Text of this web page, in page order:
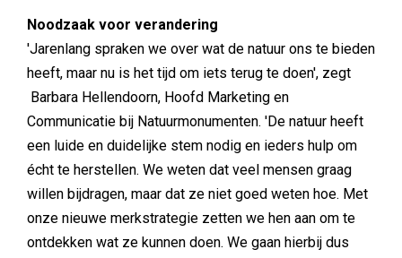
Noodzaak voor verandering
'Jarenlang spraken we over wat de natuur ons te bieden
heeft, maar nu is het tijd om iets terug te doen', zegt
Barbara Hellendoorn, Hoofd Marketing en
Communicatie bij Natuurmonumenten. 'De natuur heeft
een luide en duidelijke stem nodig en ieders hulp om
écht te herstellen. We weten dat veel mensen graag
willen bijdragen, maar dat ze niet goed weten hoe. Met
onze nieuwe merkstrategie zetten we hen aan om te
ontdekken wat ze kunnen doen. We gaan hierbij dus